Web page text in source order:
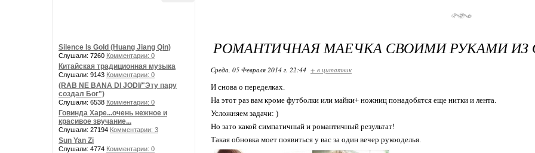
Silence Is Gold (Huang Jiang Qin)
Слушали: 7260 Комментарии: 0
Китайская традиционная музыка
Слушали: 9143 Комментарии: 0
(RAB NE BANA DI JODI/"Эту пару
создал Бог")
Слушали: 6538 Комментарии: 0
Говинда Харе...очень нежное и
красивое звучание...
Слушали: 27194 Комментарии: 3
Sun Yan Zi
Слушали: 4774 Комментарии: 0
РОМАНТИЧНАЯ МАЕЧКА СВОИМИ РУКАМИ
Среда, 05 Февраля 2014 г. 22:44 + в цитатник
И снова о переделках.
На этот раз вам кроме футболки или майки+ ножниц понадобятся еще нитки и лента.
Усложняем задачи: )
Но зато какой симпатичный и романтичный результат!
Такая обновка моет появиться у вас за один вечер рукооделья.